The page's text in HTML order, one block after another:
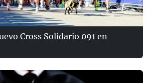
Cross Solidario 091 en